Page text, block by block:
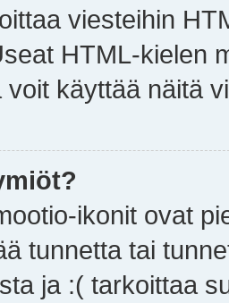
viesteihin
HTML-kielen
voit käyttää näitä
ikonit ovat
tunnetta tai
ja :( tarkoittaa